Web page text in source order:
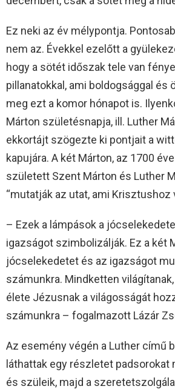
Ez neki az év mélypontja.
nem az. Évekkel ezelőtt a
hogy a sötét időszak tele van
pillanatokkal, ami boldogsággal és
meg ezt a komor hónapot is.
Márton születésnapja, ill. Luther
ekkortájt szögezte ki pontjait a
kapujára. A két Márton, az 1700
született Szent Márton és Luther
“mutatják az utat, ami Krisztushoz
– Ezek a lámpások a
igazságot szimbolizálják. Ez a két
jócselekedetet és az igazságot
számunkra. Mindketten
élete Jézusnak a világosságát
számunkra – fogalmazott Lázár
Az esemény végén a Luther című
láthattak egy részletet padsorokat
és szüleik, majd a